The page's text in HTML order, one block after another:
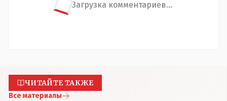
Загрузка комментариев...
ЧИТАЙТЕ ТАКЖЕ
Все материалы